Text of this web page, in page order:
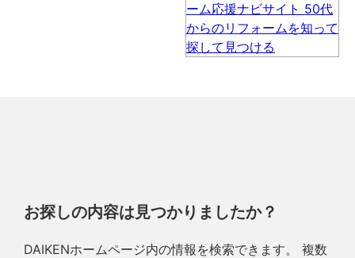
お探しの内容は見つかりましたか？
DAIKENホームページ内の情報を検索できます。 複数